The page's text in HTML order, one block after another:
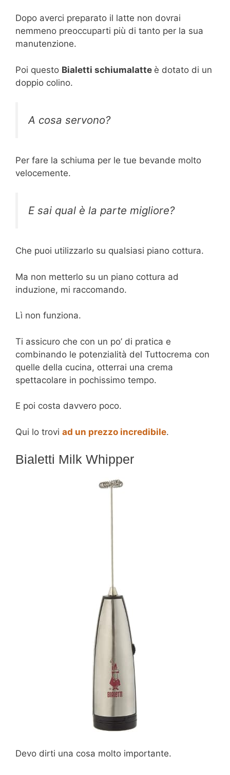
Dopo averci preparato il latte non dovrai
nemmeno preoccuparti più di tanto per la sua
manutenzione.
Poi questo Bialetti schiumalatte è dotato di un
doppio colino.
A cosa servono?
Per fare la schiuma per le tue bevande molto
velocemente.
E sai qual è la parte migliore?
Che puoi utilizzarlo su qualsiasi piano cottura.
Ma non metterlo su un piano cottura ad
induzione, mi raccomando.
Lì non funziona.
Ti assicuro che con un po’ di pratica e
combinando le potenzialità del Tuttocrema con
quelle della cucina, otterrai una crema
spettacolare in pochissimo tempo.
E poi costa davvero poco.
Qui lo trovi ad un prezzo incredibile.
Bialetti Milk Whipper
Devo dirti una cosa molto importante.